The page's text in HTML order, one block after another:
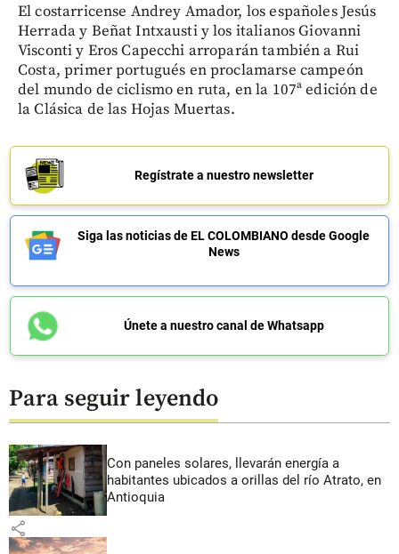
El costarricense Andrey Amador, los españoles Jesús
Herrada y Beñat Intxausti y los italianos Giovanni
Visconti y Eros Capecchi arroparán también a Rui
Costa, primer portugués en proclamarse campeón
del mundo de ciclismo en ruta, en la 107ª edición de
la Clásica de las Hojas Muertas.
Regístrate a nuestro newsletter
Siga las noticias de EL COLOMBIANO desde Google
News
Únete a nuestro canal de Whatsapp
Para seguir leyendo
Con paneles solares, llevarán energía a
habitantes ubicados a orillas del río Atrato, en
Antioquia
share